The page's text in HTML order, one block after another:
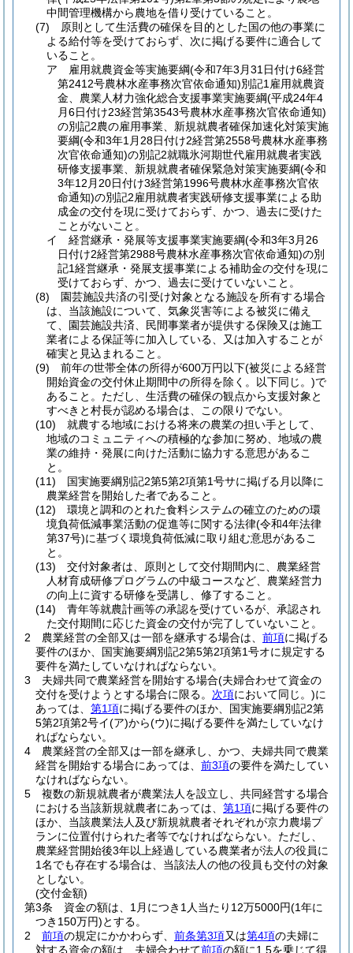
中間管理機構から農地を借り受けていること。
(7)
原則として生活費の確保を目的とした国の他の事業に
よる給付等を受けておらず、次に掲げる要件に適合して
いること。
ア
雇用就農資金等実施要綱(令和7年3月31日付け6経営
第2412号農林水産事務次官依命通知)別記1雇用就農資
金、農業人材力強化総合支援事業実施要綱(平成24年4
月6日付け23経営第3543号農林水産事務次官依命通知)
の別記2農の雇用事業、新規就農者確保加速化対策実施
要綱(令和3年1月28日付け2経営第2558号農林水産事務
次官依命通知)の別記2就職氷河期世代雇用就農者実践
研修支援事業、新規就農者確保緊急対策実施要綱(令和
3年12月20日付け3経営第1996号農林水産事務次官依
命通知)の別記2雇用就農者実践研修支援事業による助
成金の交付を現に受けておらず、かつ、過去に受けた
ことがないこと。
イ
経営継承・発展等支援事業実施要綱(令和3年3月26
日付け2経営第2988号農林水産事務次官依命通知)の別
記1経営継承・発展支援事業による補助金の交付を現に
受けておらず、かつ、過去に受けていないこと。
(8)
園芸施設共済の引受け対象となる施設を所有する場合
は、当該施設について、気象災害等による被災に備え
て、園芸施設共済、民間事業者が提供する保険又は施工
業者による保証等に加入している、又は加入することが
確実と見込まれること。
(9)
前年の世帯全体の所得が600万円以下(被災による経営
開始資金の交付休止期間中の所得を除く。以下同じ。)で
あること。 ただし、生活費の確保の観点から支援対象と
すべきと村長が認める場合は、この限りでない。
(10)
就農する地域における将来の農業の担い手として、
地域のコミュニティへの積極的な参加に努め、地域の農
業の維持・発展に向けた活動に協力する意思があるこ
と。
(11)
国実施要綱別記2第5第2項第1号サに掲げる月以降に
農業経営を開始した者であること。
(12)
環境と調和のとれた食料システムの確立のための環
境負荷低減事業活動の促進等に関する法律(令和4年法律
第37号)に基づく環境負荷低減に取り組む意思があるこ
と。
(13)
交付対象者は、原則として交付期間内に、農業経営
人材育成研修プログラムの中級コースなど、農業経営力
の向上に資する研修を受講し、修了すること。
(14)
青年等就農計画等の承認を受けているが、承認され
た交付期間に応じた資金の交付が完了していないこと。
2
農業経営の全部又は一部を継承する場合は、 前項に掲げる
要件のほか、国実施要綱別記2第5第2項第1号オに規定する
要件を満たしていなければならない。
3
夫婦共同で農業経営を開始する場合(夫婦合わせて資金の
交付を受けようとする場合に限る。 次項において同じ。)に
あっては、 第1項に掲げる要件のほか、国実施要綱別記2第
5第2項第2号イ(ア)から(ウ)に掲げる要件を満たしていなけ
ればならない。
4
農業経営の全部又は一部を継承し、かつ、夫婦共同で農業
経営を開始する場合にあっては、 前3項の要件を満たしてい
なければならない。
5
複数の新規就農者が農業法人を設立し、共同経営する場合
における当該新規就農者にあっては、 第1項に掲げる要件の
ほか、当該農業法人及び新規就農者それぞれが京力農場プ
ランに位置付けられた者等でなければならない。 ただし、
農業経営開始後3年以上経過している農業者が法人の役員に
1名でも存在する場合は、当該法人の他の役員も交付の対象
としない。
(交付金額)
第3条
資金の額は、1月につき1人当たり12万5000円(1年に
つき150万円)とする。
2
前項の規定にかかわらず、 前条第3項又は第4項の夫婦に
対する資金の額は、夫婦合わせて前項の額に1.5を乗じて得